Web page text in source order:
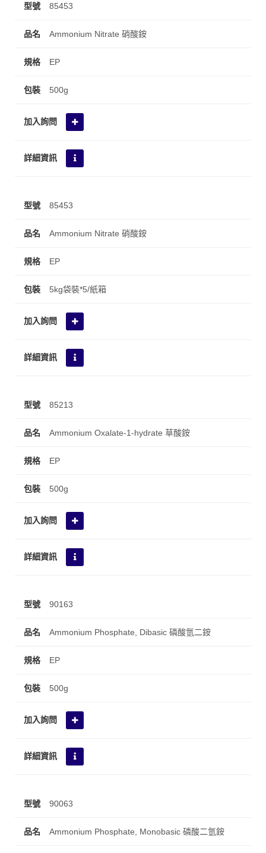
85453
Ammonium Nitrate 硝酸銨
EP
500g
85453
Ammonium Nitrate 硝酸銨
EP
5kg袋裝*5/紙箱
85213
Ammonium Oxalate-1-hydrate 草酸銨
EP
500g
90163
Ammonium Phosphate, Dibasic 磷酸氫二銨
EP
500g
90063
Ammonium Phosphate, Monobasic 磷酸二氫銨